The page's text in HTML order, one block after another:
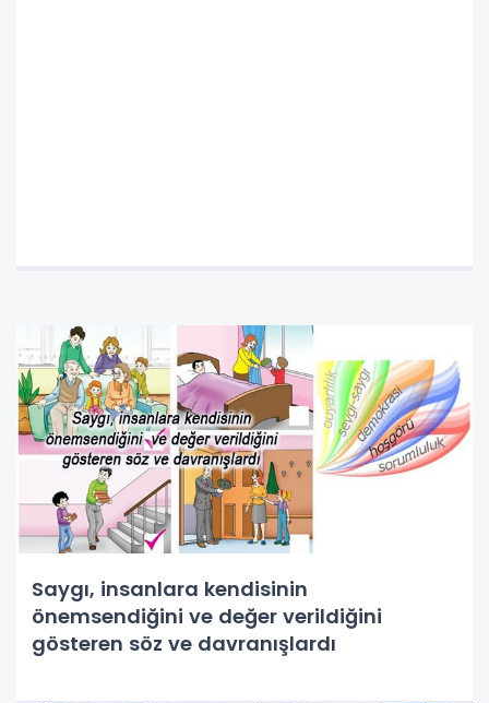
Saygı, insanlara kendisinin
önemsendiğini ve değer verildiğini
gösteren söz ve davranışlardı